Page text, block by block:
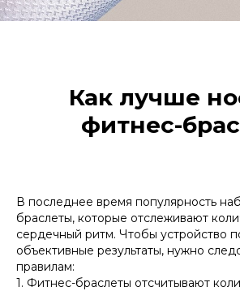
Как лучше
фитнес-
В последнее время популярность
браслеты, которые отслеживают
сердечный ритм. Чтобы устройство
объективные результаты, нужно
правилам:
1. Фитнес-браслеты отсчитывают